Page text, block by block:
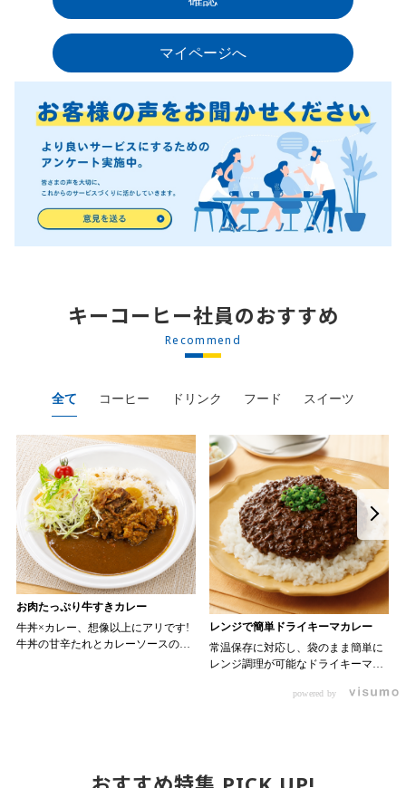
キーコーヒー社員のおすすめ
Recommend
全て コーヒー ドリンク フード スイーツ
お肉たっぷり牛すきカレー
牛丼×カレー、想像以上にアリです!
牛丼の甘辛たれとカレーソースのス
丼の素を中央にのせます。 3. 手前
レンジで簡単ドライキーマカレー
常温保存に対応し、袋のまま簡単に
レンジ調理が可能なドライキーマカ
オリジナルメニューにアレンジも可
powered by